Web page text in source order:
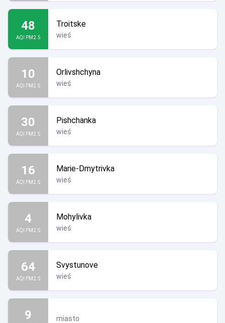
48
AQI PM2.5
Troitske
wieś
10
AQI PM2.5
Orlivshchyna
wieś
30
AQI PM2.5
Pishchanka
wieś
16
AQI PM2.5
Marie-Dmytrivka
wieś
4
AQI PM2.5
Mohylivka
wieś
64
AQI PM2.5
Svystunove
wieś
9 miasto